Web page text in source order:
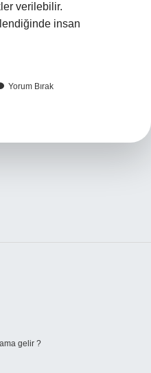
verilebilir.
insan
Yorum Bırak
gelir ?